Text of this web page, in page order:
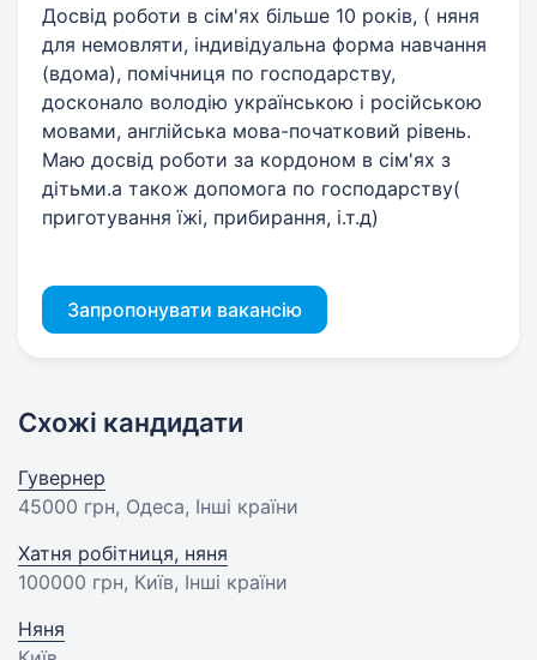
Досвід роботи в сім'ях більше 10 років, ( няня
для немовляти, індивідуальна форма навчання
(вдома), помічниця по господарству,
досконало володію українською і російською
мовами, англійська мова-початковий рівень.
Маю досвід роботи за кордоном в сім'ях з
дітьми.а також допомога по господарству(
приготування їжі, прибирання, і.т.д)
Запропонувати вакансію
Схожі кандидати
Гувернер
45000 грн, Одеса, Інші країни
Хатня робітниця, няня
100000 грн, Київ, Інші країни
Няня